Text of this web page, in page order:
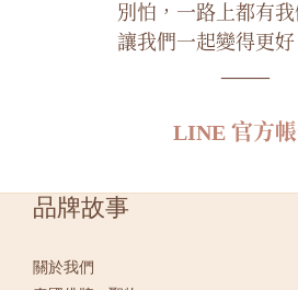
別怕，一路上都有
讓我們一起變得更好
——
LINE 官方
品牌故事
關於我們